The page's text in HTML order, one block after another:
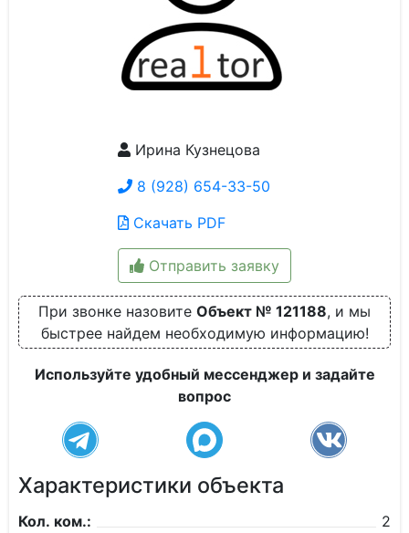
Ирина Кузнецова
8 (928) 654-33-50
Скачать PDF
Отправить заявку
При звонке назовите Объект № 121188, и мы
быстрее найдем необходимую информацию!
Используйте удобный мессенджер и задайте
вопрос
Характеристики объекта
Кол. ком.:
2